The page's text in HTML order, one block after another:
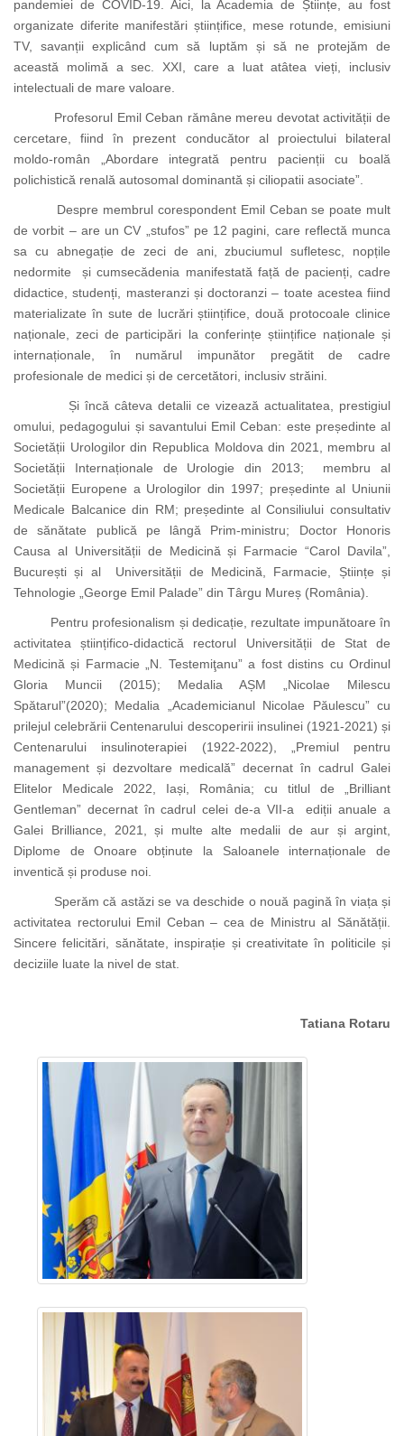
pandemiei de COVID-19. Aici, la Academia de Științe, au fost
organizate diferite manifestări științifice, mese rotunde, emisiuni
TV, savanții explicând cum să luptăm și să ne protejăm de
această molimă a sec. XXI, care a luat atâtea vieți, inclusiv
intelectuali de mare valoare.
Profesorul Emil Ceban rămâne mereu devotat activității de
cercetare, fiind în prezent conducător al proiectului bilateral
moldo-român „Abordare integrată pentru pacienții cu boală
polichistică renală autosomal dominantă și ciliopatii asociate”.
Despre membrul corespondent Emil Ceban se poate mult
de vorbit – are un CV „stufos” pe 12 pagini, care reflectă munca
sa cu abnegație de zeci de ani, zbuciumul sufletesc, nopțile
nedormite și cumsecădenia manifestată față de pacienți, cadre
didactice, studenți, masteranzi și doctoranzi – toate acestea fiind
materializate în sute de lucrări științifice, două protocoale clinice
naționale, zeci de participări la conferințe științifice naționale și
internaționale, în numărul impunător pregătit de cadre
profesionale de medici și de cercetători, inclusiv străini.
Și încă câteva detalii ce vizează actualitatea, prestigiul
omului, pedagogului și savantului Emil Ceban: este președinte al
Societății Urologilor din Republica Moldova din 2021, membru al
Societății Internaționale de Urologie din 2013; membru al
Societății Europene a Urologilor din 1997; președinte al Uniunii
Medicale Balcanice din RM; președinte al Consiliului consultativ
de sănătate publică pe lângă Prim-ministru; Doctor Honoris
Causa al Universității de Medicină și Farmacie “Carol Davila”,
București și al Universității de Medicină, Farmacie, Științe și
Tehnologie „George Emil Palade” din Târgu Mureș (România).
Pentru profesionalism și dedicație, rezultate impunătoare în
activitatea științifico-didactică rectorul Universității de Stat de
Medicină și Farmacie „N. Testemiţanu” a fost distins cu Ordinul
Gloria Muncii (2015); Medalia AȘM „Nicolae Milescu
Spătarul”(2020); Medalia „Academicianul Nicolae Păulescu” cu
prilejul celebrării Centenarului descoperirii insulinei (1921-2021) și
Centenarului insulinoterapiei (1922-2022), „Premiul pentru
management și dezvoltare medicală” decernat în cadrul Galei
Elitelor Medicale 2022, Iași, România; cu titlul de „Brilliant
Gentleman” decernat în cadrul celei de-a VII-a
ediții anuale a
Galei Brilliance, 2021, și multe alte medalii de aur și argint,
Diplome de Onoare obținute la Saloanele internaționale de
inventică și produse noi
Sperăm că astăzi se va deschide o nouă pagină în viața și
activitatea rectorului Emil Ceban – cea de Ministru al Sănătății.
Sincere felicitări, sănătate, inspirație și creativitate în politicile și
deciziile luate la nivel de stat.
Tatiana Rotaru